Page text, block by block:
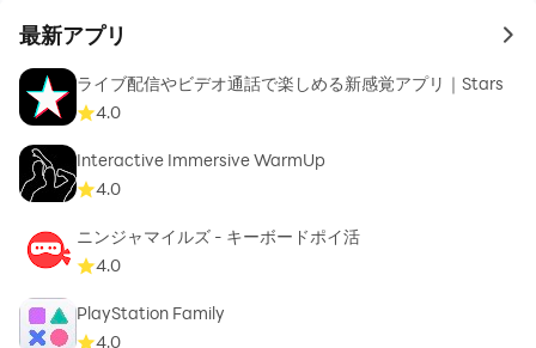
最新アプリ to
ライブ配信やビデオ通話で楽しめる新感覚アプリ｜Stars
4.0
Interactive Immersive WarmUp
4.0
ニンジャマイルズ - キーボードポイ活
4.0
PlayStation Family
4.0